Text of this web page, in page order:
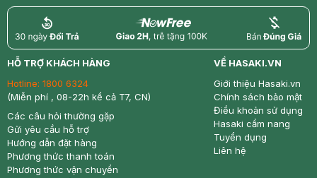
return nowfree price
HỖ TRỢ KHÁCH HÀNG
Hotline: 1800 6324
(Miễn phí , 08-22h kể cả T7, CN)
Các câu hỏi thường gặp
Gửi yêu cầu hỗ trợ
Hướng dẫn đặt hàng
Phương thức thanh toán
Phương thức vận chuyển
VỀ HASAKI.VN
Giới thiệu Hasaki.vn
Chính sách bảo mật
Điều khoản sử dụng
Hasaki cẩm nang
Tuyển dụng
Liên hệ